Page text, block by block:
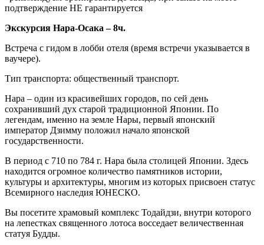
подтверждение НЕ гарантируется
Экскурсия Нара-Осака – 8ч.
Встреча с гидом в лобби отеля (время встречи указывается в
ваучере).
Тип транспорта: общественный транспорт.
Нара – один из красивейших городов, по сей день
сохранивший дух старой традиционной Японии. По
легендам, именно на земле Нары, первый японский
император Дзимму положил начало японской
государственности.
В период с 710 по 784 г. Нара была столицей Японии. Здесь
находится огромное количество памятников истории,
культуры и архитектуры, многим из которых присвоен статус
Всемирного наследия ЮНЕСКО.
Вы посетите храмовый комплекс Тодайдзи, внутри которого
на лепестках священного лотоса восседает величественная
статуя Будды.